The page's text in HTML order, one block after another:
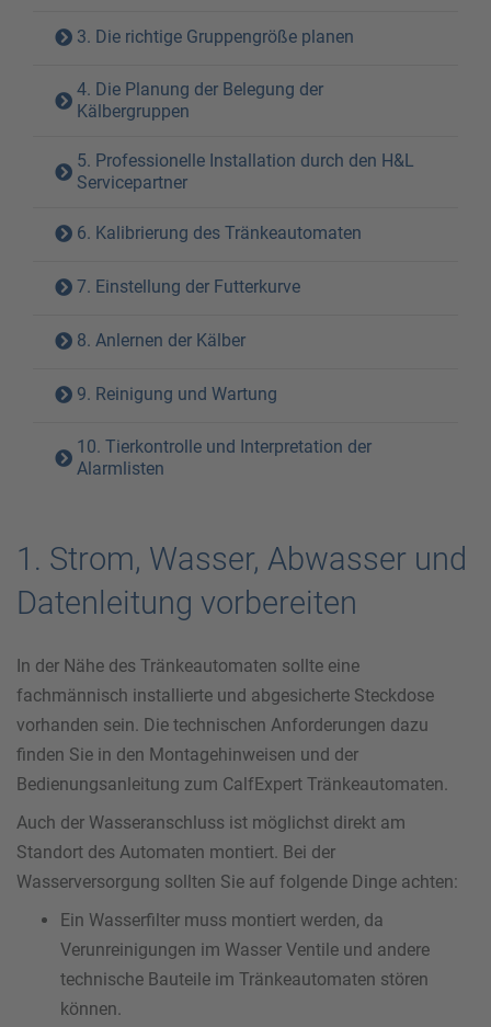
3. Die richtige Gruppengröße planen
4. Die Planung der Belegung der
Kälbergruppen
5. Professionelle Installation durch den H&L
Servicepartner
6. Kalibrierung des Tränkeautomaten
7. Einstellung der Futterkurve
8. Anlernen der Kälber
9. Reinigung und Wartung
10. Tierkontrolle und Interpretation der
Alarmlisten
1. Strom, Wasser, Abwasser und
Datenleitung vorbereiten
In der Nähe des Tränkeautomaten sollte eine
fachmännisch installierte und abgesicherte Steckdose
vorhanden sein. Die technischen Anforderungen dazu
finden Sie in den Montagehinweisen und der
Bedienungsanleitung zum CalfExpert Tränkeautomaten.
Auch der Wasseranschluss ist möglichst direkt am
Standort des Automaten montiert. Bei der
Wasserversorgung sollten Sie auf folgende Dinge achten:
Ein Wasserfilter muss montiert werden, da
Verunreinigungen im Wasser Ventile und andere
technische Bauteile im Tränkeautomaten stören
können.